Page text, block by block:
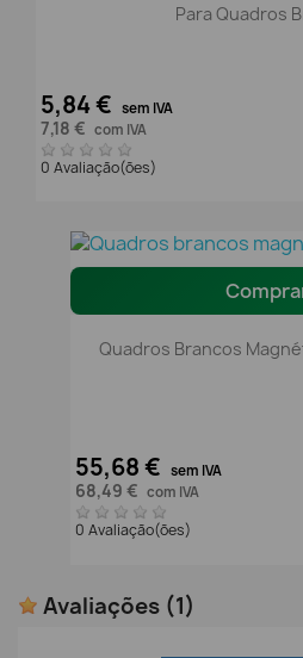
Para Quadros
5,84 € sem IVA
7,18 € com IVA
0 Avaliação(ões)
Quadros Brancos
55,68 € sem IVA
68,49 € com IVA
0 Avaliação(ões)
Avaliações (1)